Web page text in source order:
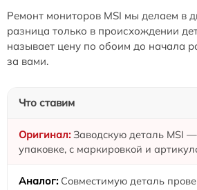
Ремонт мониторов MSI мы делаем в
разница только в происхождении
называет цену по обоим до начала
за вами.
Что ставим
Заводскую деталь MSI
упаковке, с маркировкой и
Совместимую деталь